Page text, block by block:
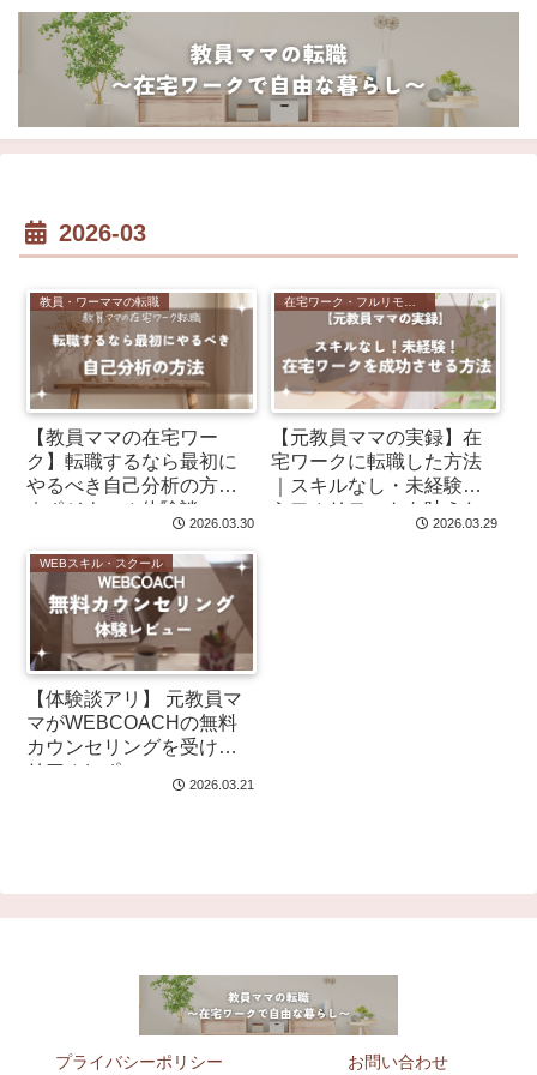
2026-03
教員・ワーママの転職
【教員ママの在宅ワー
ク】転職するなら最初に
やるべき自己分析の方法
｜ポジウィル体験談
2026.03.30
【元教員ママの実録】在
宅ワークに転職した方法
｜スキルなし・未経験か
らフルリモートを叶えた
2026.03.29
WEBスキル・スクール
【体験談アリ】 元教員マ
マがWEBCOACHの無料
カウンセリングを受けた
リアルレポ
2026.03.21
プライバシーポリシー お問い合わせ